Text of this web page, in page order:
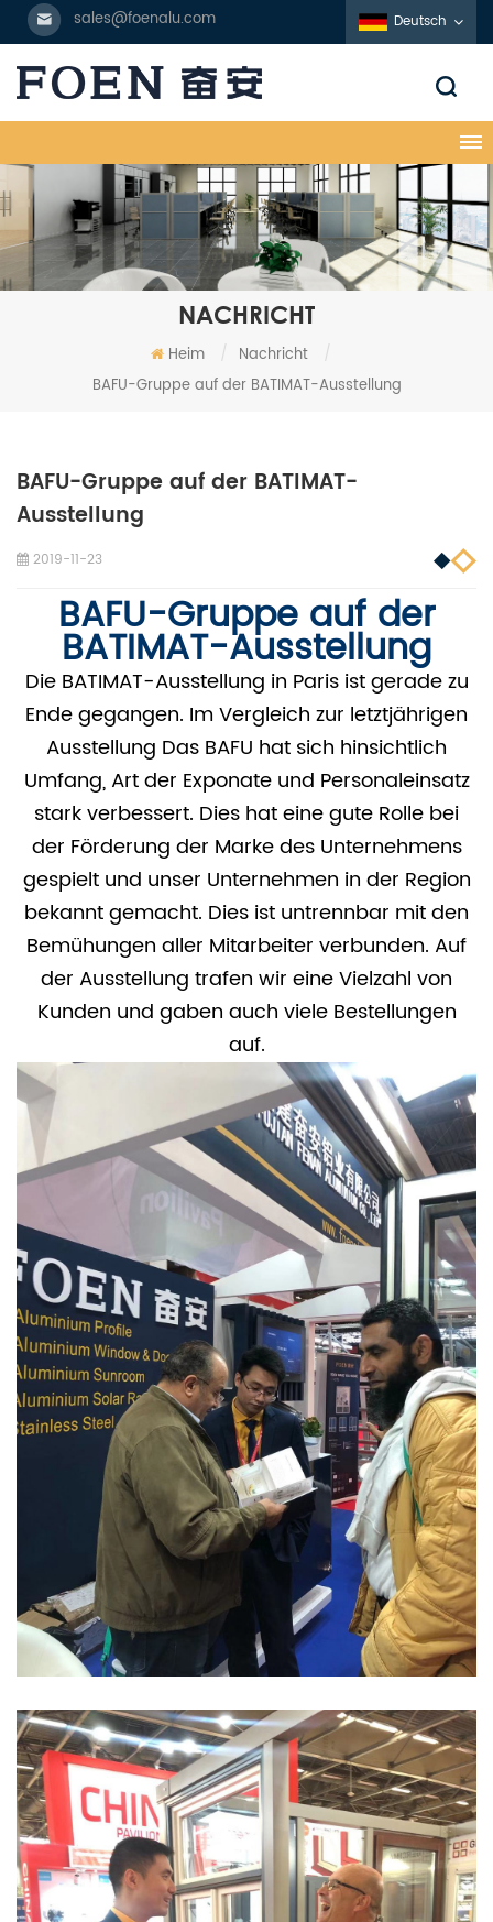
sales@foenalu.com Deutsch
NACHRICHT
Heim / Nachricht
/
BAFU-Gruppe auf der BATIMAT-Ausstellung
BAFU-Gruppe auf der BATIMAT-
Ausstellung
2019-11-23
BAFU-Gruppe auf der
BATIMAT-Ausstellung
Die BATIMAT-Ausstellung in Paris ist gerade zu
Ende gegangen. Im Vergleich zur letztjährigen
Ausstellung Das BAFU hat sich hinsichtlich
Umfang, Art der Exponate und Personaleinsatz
stark verbessert. Dies hat eine gute Rolle bei
der Förderung der Marke des Unternehmens
gespielt und unser Unternehmen in der Region
bekannt gemacht. Dies ist untrennbar mit den
Bemühungen aller Mitarbeiter verbunden. Auf
der Ausstellung trafen wir eine Vielzahl von
Kunden und gaben auch viele Bestellungen
auf.